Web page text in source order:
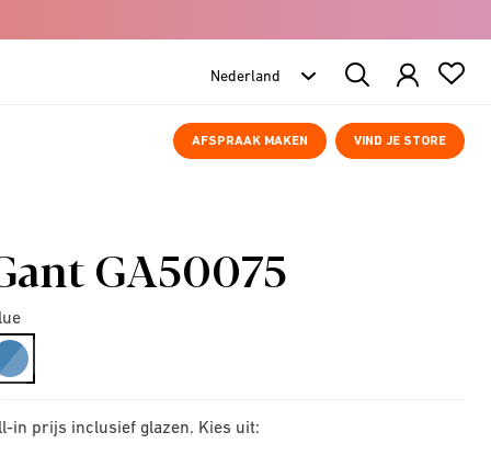
Search
Products
AFSPRAAK MAKEN VIND JE STORE
GA50075
selected
in prijs inclusief glazen. Kies uit: